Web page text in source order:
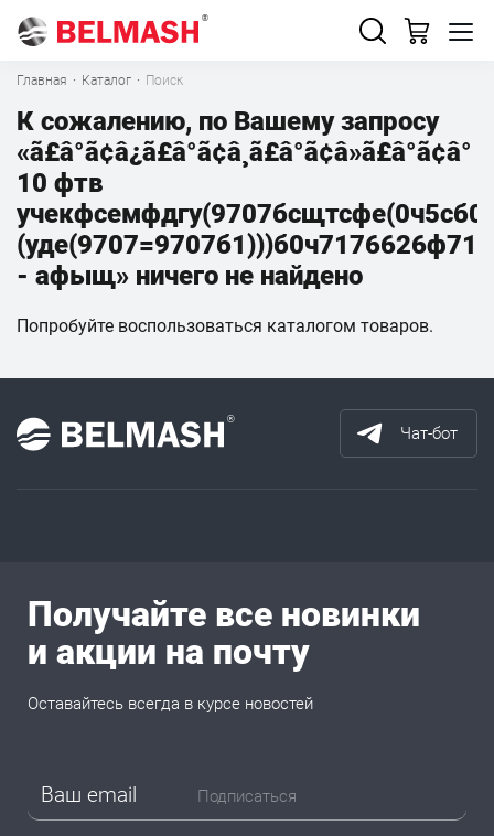
Главная · Каталог · Поиск
К сожалению, по Вашему запросу
«ã£â°ã¢â¿ã£â°ã¢â¸ã£â°ã¢â»ã£â°ã¢â°
10 фтв
- афыщ» ничего не найдено
Попробуйте воспользоваться каталогом товаров.
Чат-бот
Получайте все новинки
и акции на почту
Оставайтесь всегда в курсе новостей
Подписаться